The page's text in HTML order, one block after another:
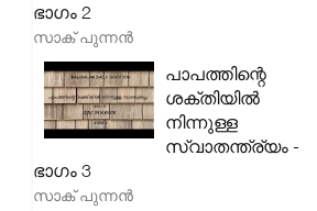
ഭാഗം 2
സാക് പുന്നൻ
പാപത്തിന്റെ
ശക്തിയിൽ
നിന്നുള്ള
സ്വാതന്ത്ര്യം -
ഭാഗം 3
സാക് പുന്നൻ